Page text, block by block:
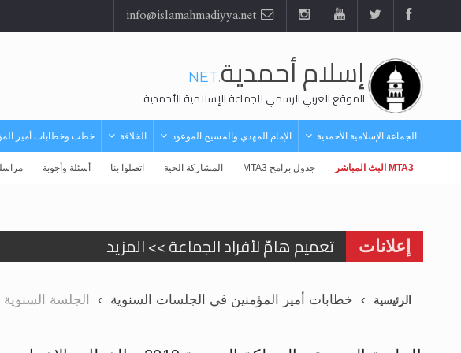
إسلام أحمدية.NET
الموقع العربي الرسمي للجماعة الإسلامية الأحمدية
الجماعة الإسلامية الأحمدية الإمام المهدي والمسيح الموعود الخلافة خطب وخطابات أمير
MTA3 البث المباشر جدول برامج MTA3 المشاركة الحية اتصلوا بنا أسئلة وأجوبة
إعلانات
إعلان هامّ بخصوص الرسائل المرسلة إلى حضرة امير
اقرأ هذا الكتاب وتعرّف على حقيقة الإسراء والمعراج
الرئيسية خطابات أمير المؤمنين في الجلسات السنوية الجلسة السنوية - المملكة